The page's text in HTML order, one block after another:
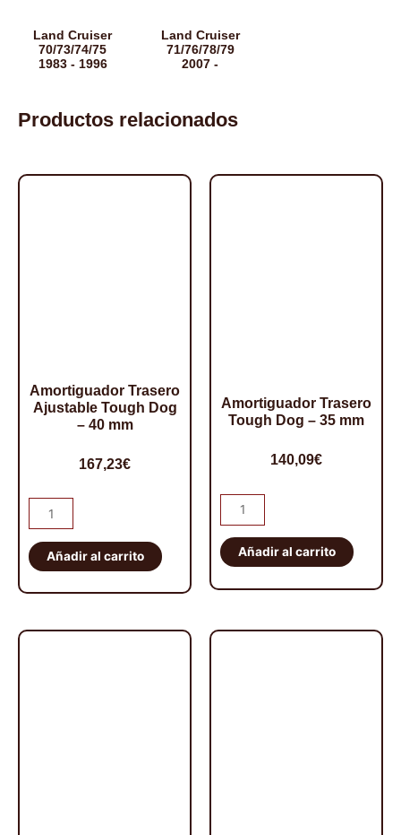
Land Cruiser
70/73/74/75
1983 - 1996
Land Cruiser
71/76/78/79
2007 -
Productos relacionados
Amortiguador Trasero
Ajustable Tough Dog
– 40 mm
167,23€
Amortiguador
Trasero
Ajustable
Tough
Dog
Añadir al carrito
Amortiguador Trasero
Tough Dog – 35 mm
140,09€
Amortiguador
Trasero
Tough
Dog
-
Añadir al carrito